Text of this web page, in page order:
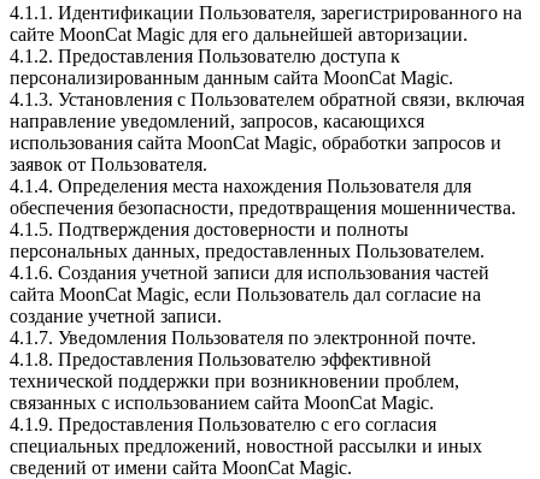
4.1.1. Идентификации Пользователя, зарегистрированного на
сайте MoonCat Magic для его дальнейшей авторизации.
4.1.2. Предоставления Пользователю доступа к
персонализированным данным сайта MoonCat Magic.
4.1.3. Установления с Пользователем обратной связи, включая
направление уведомлений, запросов, касающихся
использования сайта MoonCat Magic, обработки запросов и
заявок от Пользователя.
4.1.4. Определения места нахождения Пользователя для
обеспечения безопасности, предотвращения мошенничества.
4.1.5. Подтверждения достоверности и полноты
персональных данных, предоставленных Пользователем.
4.1.6. Создания учетной записи для использования частей
сайта MoonCat Magic, если Пользователь дал согласие на
создание учетной записи.
4.1.7. Уведомления Пользователя по электронной почте.
4.1.8. Предоставления Пользователю эффективной
технической поддержки при возникновении проблем,
связанных с использованием сайта MoonCat Magic.
4.1.9. Предоставления Пользователю с его согласия
специальных предложений, новостной рассылки и иных
сведений от имени сайта MoonCat Magic.